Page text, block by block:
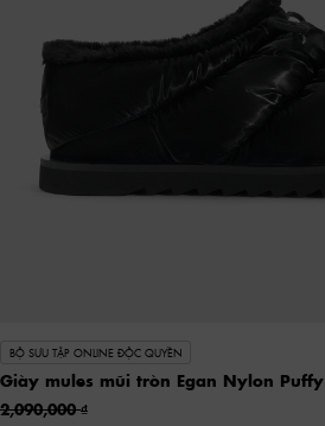
BỘ SƯU TẬP ONLINE ĐỘC QUYỀN
Giày mules mũi tròn Egan Nylon Puffy
2,090,000